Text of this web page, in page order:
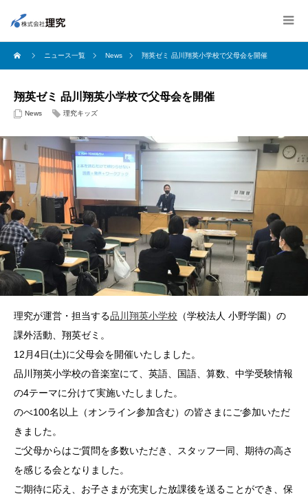
ニュース一覧 News 翔英ゼミ 品川翔英小学校で父母会を開催
翔英ゼミ 品川翔英小学校で父母会を開催
News 理究キッズ
理究が運営・担当する品川翔英小学校 （学校法人 小野学園）の
課外活動、翔英ゼミ。
12月4日(土)に父母会を開催いたしました。
品川翔英小学校の音楽室にて、英語、国語、算数、中学受験情報
の4テーマに分けて実施いたしました。
のべ100名以上（オンライン参加含む）の皆さまにご参加いただ
きました。
ご父母からはご質問を多数いただき、スタッフ一同、期待の高さ
を感じる会となりました。
ご期待に応え、お子さまが充実した放課後を送ることができ、保